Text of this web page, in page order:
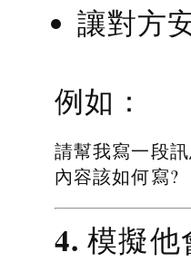
讓對方
例如：
請幫我寫一段
內容該如何寫?
4. 模擬他